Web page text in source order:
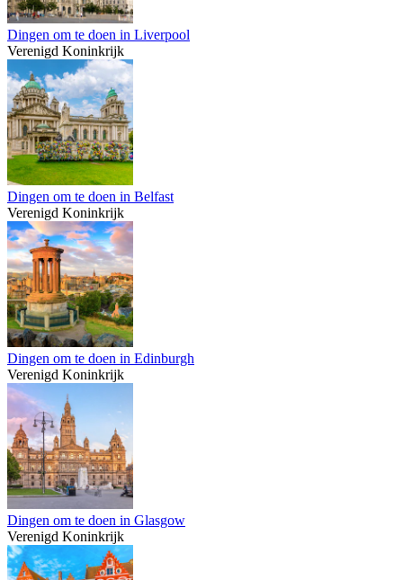
Dingen om te doen in Liverpool
Verenigd Koninkrijk
Dingen om te doen in Belfast
Verenigd Koninkrijk
Dingen om te doen in Edinburgh
Verenigd Koninkrijk
Dingen om te doen in Glasgow
Verenigd Koninkrijk